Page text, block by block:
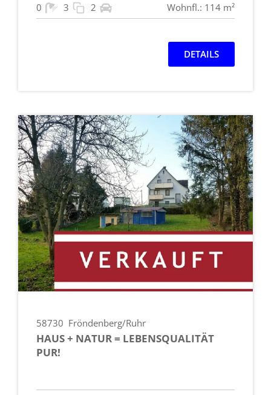
0 3 2 Wohnfl.: 114 m²
DETAILS
58730 Fröndenberg/Ruhr
HAUS + NATUR = LEBENSQUALITÄT
PUR!